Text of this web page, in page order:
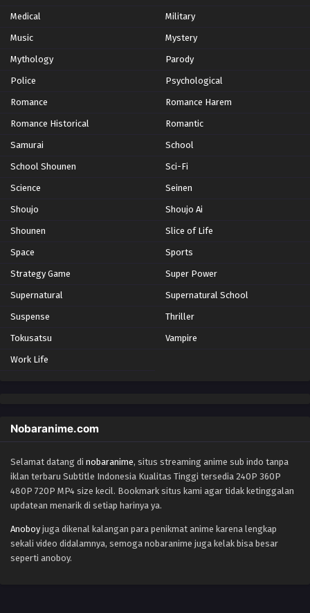
Medical Military
Music Mystery
Mythology Parody
Police Psychological
Romance Romance Harem
Romance Historical Romantic
Samurai School
School Shounen Sci-Fi
Science Seinen
Shoujo Shoujo Ai
Shounen Slice of Life
Space Sports
Strategy Game Super Power
Supernatural Supernatural School
Suspense Thriller
Tokusatsu Vampire
Work Life
Nobaranime.com
Selamat datang di nobaranime, situs streaming anime sub indo tanpa
iklan terbaru Subtitle Indonesia Kualitas Tinggi tersedia 240P 360P
480P 720P MP4 size kecil. Bookmark situs kami agar tidak ketinggalan
updatean menarik di setiap harinya ya.
Anoboy juga dikenal kalangan para penikmat anime karena lengkap
sekali video didalamnya, semoga nobaranime juga kelak bisa besar
seperti anoboy.